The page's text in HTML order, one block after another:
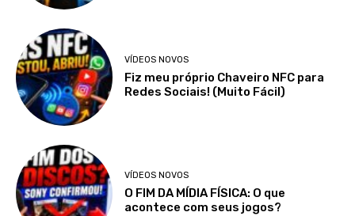
VÍDEOS NOVOS
Fiz meu próprio Chaveiro NFC para
Redes Sociais! (Muito Fácil)
VÍDEOS NOVOS
O FIM DA MÍDIA FÍSICA: O que
acontece com seus jogos?